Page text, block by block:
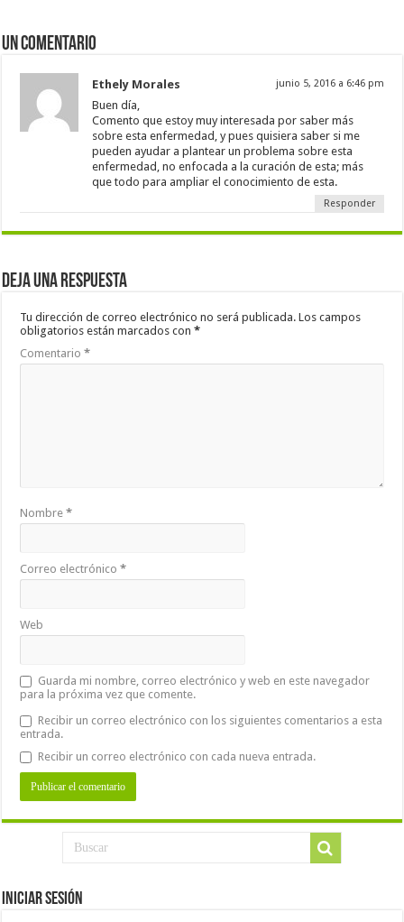
Un comentario
Ethely Morales junio 5, 2016 a 6:46 pm
Buen día,
Comento que estoy muy interesada por saber más
sobre esta enfermedad, y pues quisiera saber si me
pueden ayudar a plantear un problema sobre esta
enfermedad, no enfocada a la curación de esta; más
que todo para ampliar el conocimiento de esta.
Responder
Deja una respuesta
Tu dirección de correo electrónico no será publicada. Los campos
obligatorios están marcados con*
Comentario*
Nombre*
Correo electrónico*
Web
Guarda mi nombre, correo electrónico y web en este navegador
para la próxima vez que comente.
Recibir un correo electrónico con los siguientes comentarios a esta
entrada.
Recibir un correo electrónico con cada nueva entrada.
Iniciar Sesión